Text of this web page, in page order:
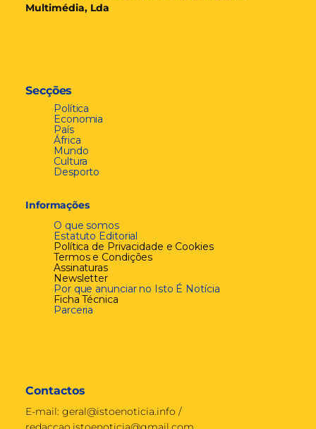
Multimédia, Lda
Secções
Política
Economia
País
África
Mundo
Cultura
Desporto
Informações
O que somos
Estatuto Editorial
Política de Privacidade e Cookies
Termos e Condições
Assinaturas
Newsletter
Por que anunciar no Isto É Notícia
Ficha Técnica
Parceria
Contactos
E-mail: geral@istoenoticia.info /